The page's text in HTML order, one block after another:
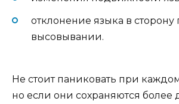
отклонение языка в сторону
высовывании.
Не стоит паниковать при
но если они сохраняются более